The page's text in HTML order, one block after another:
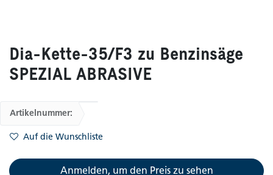
Dia-Kette-35/F3 zu Benzinsäge
SPEZIAL ABRASIVE
Artikelnummer:
Auf die Wunschliste
Anmelden, um den Preis zu sehen